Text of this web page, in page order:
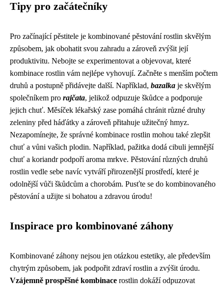
Tipy pro začátečníky
Pro začínající pěstitele je kombinované pěstování rostlin skvělým
způsobem, jak obohatit svou zahradu a zároveň zvýšit její
produktivitu. Nebojte se experimentovat a objevovat, které
kombinace rostlin vám nejlépe vyhovují. Začněte s menším počtem
druhů a postupně přidávejte další. Například, bazalka je skvělým
společníkem pro rajčata, jelikož odpuzuje škůdce a podporuje
jejich chuť. Měsíček lékařský zase pomáhá chránit různé druhy
zeleniny před háďátky a zároveň přitahuje užitečný hmyz.
Nezapomínejte, že správné kombinace rostlin mohou také zlepšit
chuť a vůni vašich plodin. Například, pažitka dodá cibuli jemnější
chuť a koriandr podpoří aroma mrkve. Pěstování různých druhů
rostlin vedle sebe navíc vytváří přirozenější prostředí, které je
odolnější vůči škůdcům a chorobám. Pusťte se do kombinovaného
pěstování a užijte si bohatou a zdravou úrodu!
Inspirace pro kombinované záhony
Kombinované záhony nejsou jen otázkou estetiky, ale především
chytrým způsobem, jak podpořit zdraví rostlin a zvýšit úrodu.
Vzájemně prospěšné kombinace rostlin dokáží odpuzovat